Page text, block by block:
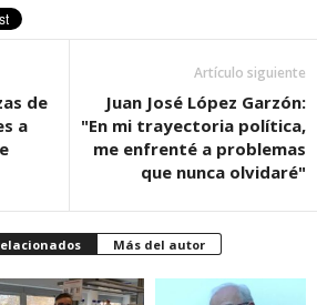
de
a
Artículo siguiente
Juan José López Garzón:
"En mi trayectoria política,
me enfrenté a problemas
que nunca olvidaré"
Más del autor